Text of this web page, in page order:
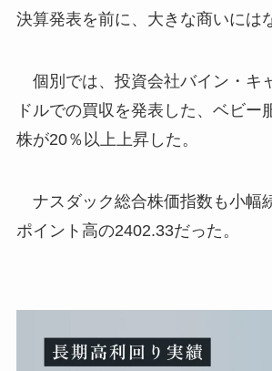
決算発表を前に、大きな商いには
個別では、投資会社バイン・キ
ドルでの買収を発表した、ベビー
株が20％以上上昇した。
ナスダック総合株価指数も小幅
ポイント高の2402.33だった。